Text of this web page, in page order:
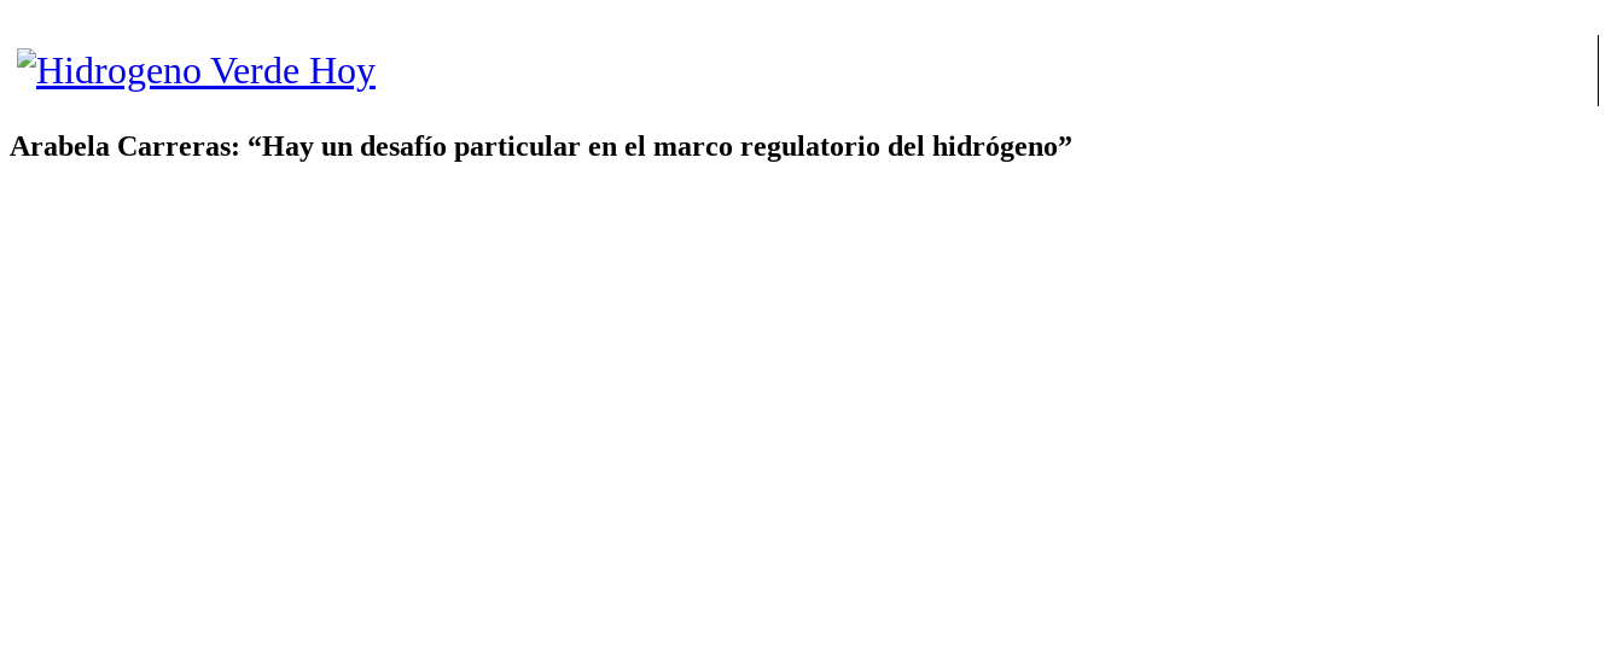
Arabela Carreras: “Hay un desafío particular en el marco regulatorio del hidrógeno”